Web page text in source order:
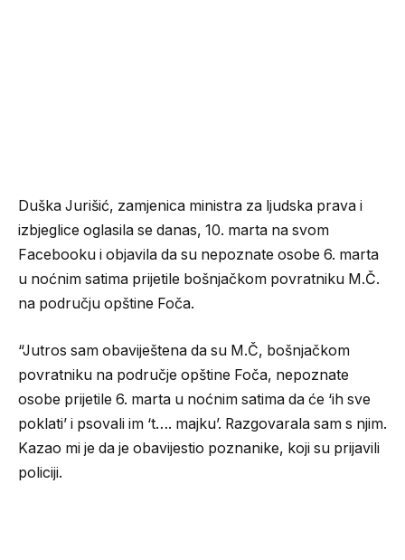
Duška Jurišić, zamjenica ministra za ljudska prava i
izbjeglice oglasila se danas, 10. marta na svom
Facebooku i objavila da su nepoznate osobe 6. marta
u noćnim satima prijetile bošnjačkom povratniku M.Č.
na području opštine Foča.
“Jutros sam obaviještena da su M.Č, bošnjačkom
povratniku na područje opštine Foča, nepoznate
osobe prijetile 6. marta u noćnim satima da će ‘ih sve
poklati’ i psovali im ‘t…. majku’. Razgovarala sam s njim.
Kazao mi je da je obavijestio poznanike, koji su prijavili
policiji.